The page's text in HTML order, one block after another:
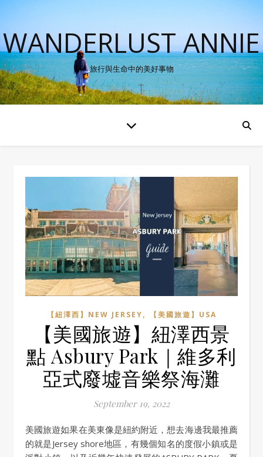
WANDERLUST ANNIE
旅行與生命中的美好事物
【紐澤西】NEW JERSEY, 【美國旅遊】USA
【美國旅遊】紐澤西景
點 Asbury Park｜維多利
亞式廢墟音樂祭海灘
September 19, 2022
美國旅遊如果在美東像是紐約附近，想去海邊我最推薦
的就是Jersey shore地區，有幾個知名的度假小鎮或是